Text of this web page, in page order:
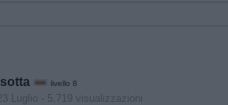
livello 8
Luglio - 5.719 visualizzazioni